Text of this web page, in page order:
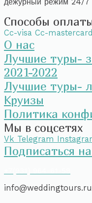
Способы
Cc-visa Cc-mastercard
О нас
Лучшие туры-
2021-2022
Лучшие туры-
Круизы
Политика
Мы в соцсетях
Vk Telegram
Подписаться
info@weddingtours.ru